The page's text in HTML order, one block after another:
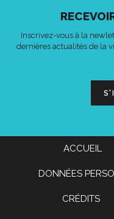
Inscrivez-vous à la
dernières actualités de la
ACCUEIL
DONNÉES
CRÉDITS